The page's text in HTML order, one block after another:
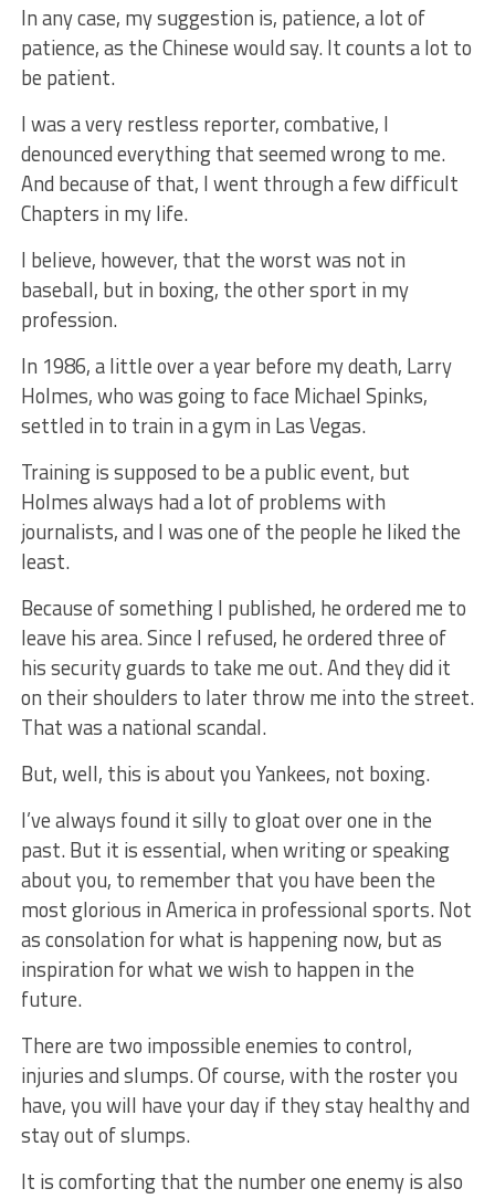
In any case, my suggestion is, patience, a lot of
patience, as the Chinese would say. It counts a lot to
be patient.
I was a very restless reporter, combative, I
denounced everything that seemed wrong to me.
And because of that, I went through a few difficult
Chapters in my life.
I believe, however, that the worst was not in
baseball, but in boxing, the other sport in my
profession.
In 1986, a little over a year before my death, Larry
Holmes, who was going to face Michael Spinks,
settled in to train in a gym in Las Vegas.
Training is supposed to be a public event, but
Holmes always had a lot of problems with
journalists, and I was one of the people he liked the
least.
Because of something I published, he ordered me to
leave his area. Since I refused, he ordered three of
his security guards to take me out. And they did it
on their shoulders to later throw me into the street.
That was a national scandal.
But, well, this is about you Yankees, not boxing.
I’ve always found it silly to gloat over one in the
past. But it is essential, when writing or speaking
about you, to remember that you have been the
most glorious in America in professional sports. Not
as consolation for what is happening now, but as
inspiration for what we wish to happen in the
future.
There are two impossible enemies to control,
injuries and slumps. Of course, with the roster you
have, you will have your day if they stay healthy and
stay out of slumps.
It is comforting that the number one enemy is also